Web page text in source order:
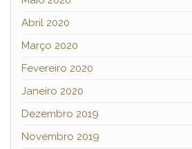
Abril 2020
Março 2020
Fevereiro 2020
Janeiro 2020
Dezembro 2019
Novembro 2019